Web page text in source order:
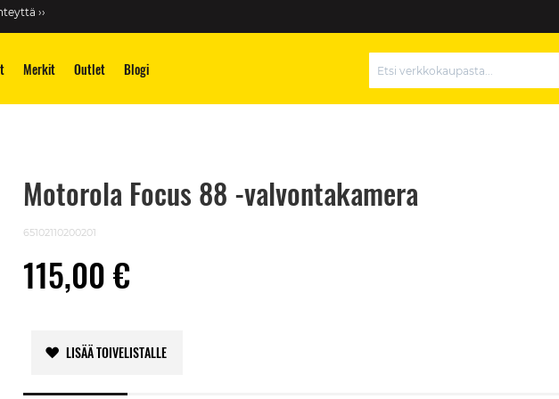
››
Merkit Outlet Blogi
Motorola Focus 88 -valvontakamera
65102110200201
115,00 €
LISÄÄ TOIVELISTALLE